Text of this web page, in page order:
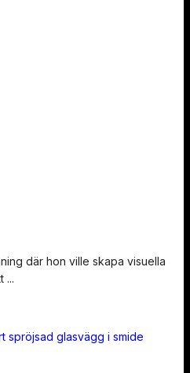
där hon ville skapa visuella
...